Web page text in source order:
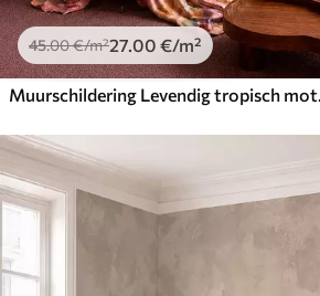
45.00€/m²27.00 €/m²